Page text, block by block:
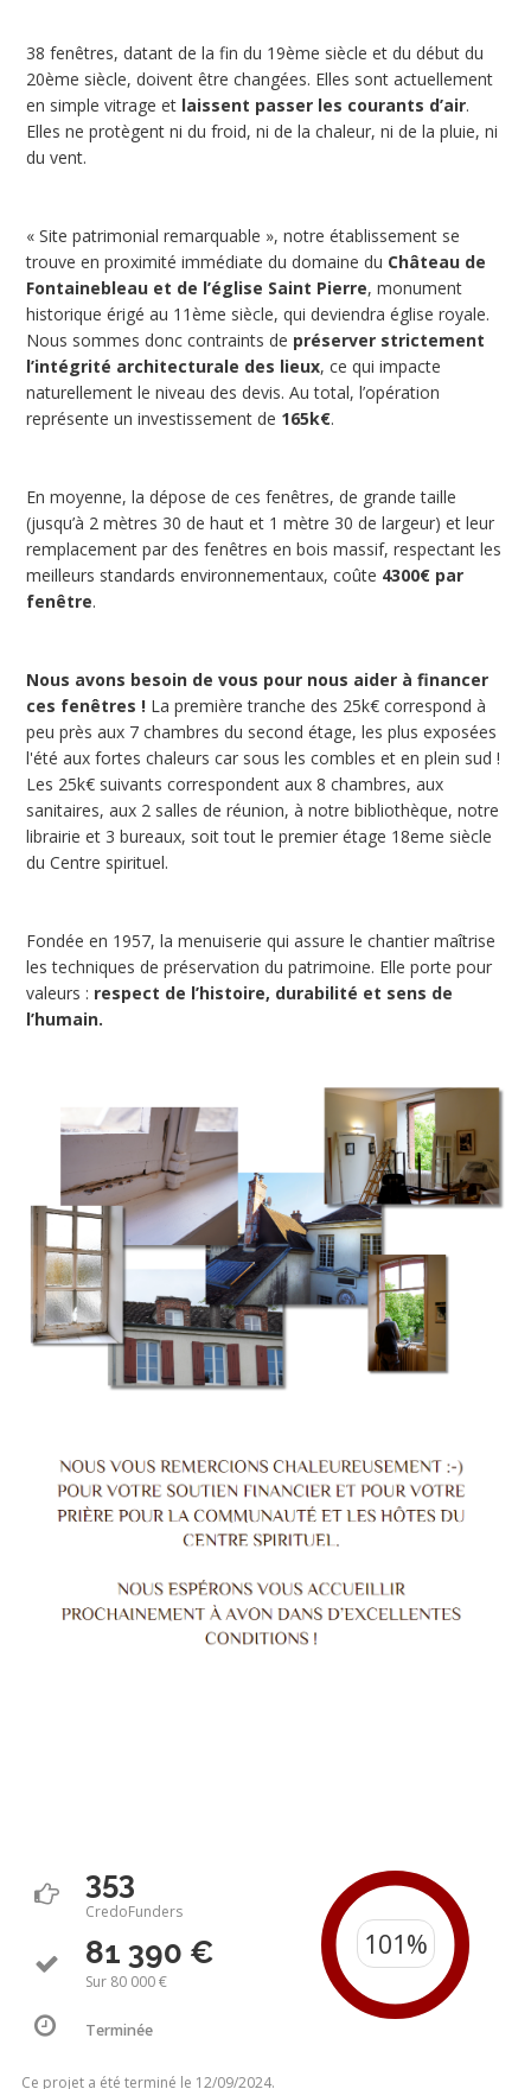
38 fenêtres, datant de la fin du 19ème siècle et du début du
20ème siècle, doivent être changées. Elles sont actuellement
en simple vitrage et laissent passer les courants d’air.
Elles ne protègent ni du froid, ni de la chaleur, ni de la pluie, ni
du vent.
« Site patrimonial remarquable », notre établissement se
trouve en proximité immédiate du domaine du Château de
Fontainebleau et de l’église Saint Pierre, monument
historique érigé au 11ème siècle, qui deviendra église royale.
Nous sommes donc contraints de préserver strictement
l’intégrité architecturale des lieux, ce qui impacte
naturellement le niveau des devis. Au total, l’opération
représente un investissement de 165k€.
En moyenne, la dépose de ces fenêtres, de grande taille
(jusqu’à 2 mètres 30 de haut et 1 mètre 30 de largeur) et leur
remplacement par des fenêtres en bois massif, respectant les
meilleurs standards environnementaux, coûte 4300€ par
fenêtre.
Nous avons besoin de vous pour nous aider à financer
ces fenêtres ! La première tranche des 25k€ correspond à
peu près aux 7 chambres du second étage, les plus exposées
l'été aux fortes chaleurs car sous les combles et en plein sud !
Les 25k€ suivants correspondent aux 8 chambres, aux
sanitaires, aux 2 salles de réunion, à notre bibliothèque, notre
librairie et 3 bureaux, soit tout le premier étage 18eme siècle
du Centre spirituel.
Fondée en 1957, la menuiserie qui assure le chantier maîtrise
les techniques de préservation du patrimoine. Elle porte pour
valeurs : respect de l’histoire, durabilité et sens de
l’humain.
353
CredoFunders
81 390 €
Sur 80 000 €
Terminée
Ce projet a été terminé le 12/09/2024.